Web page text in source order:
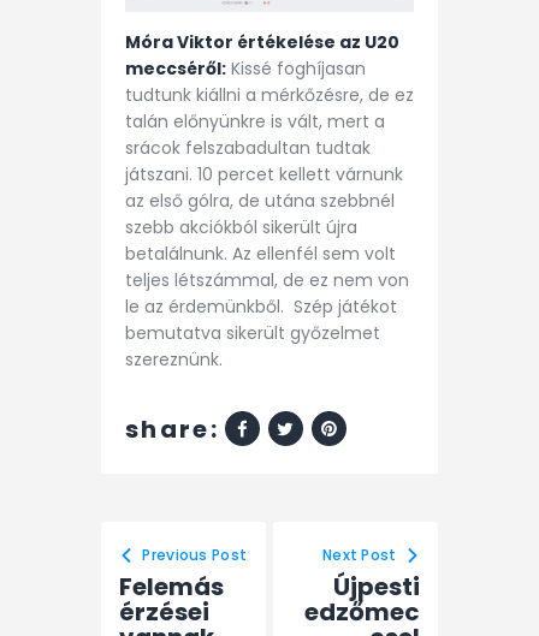
Móra Viktor értékelése az U20
meccséről: Kissé foghíjasan
tudtunk kiállni a mérkőzésre, de ez
talán előnyünkre is vált, mert a
srácok felszabadultan tudtak
játszani. 10 percet kellett várnunk
az első gólra, de utána szebbnél
szebb akciókból sikerült újra
betalálnunk. Az ellenfél sem volt
teljes létszámmal, de ez nem von
le az érdemünkből. Szép játékot
bemutatva sikerült győzelmet
szereznünk.
share:
Previous Post
Felemás
érzései
Next Post
Újpesti
edzőmec